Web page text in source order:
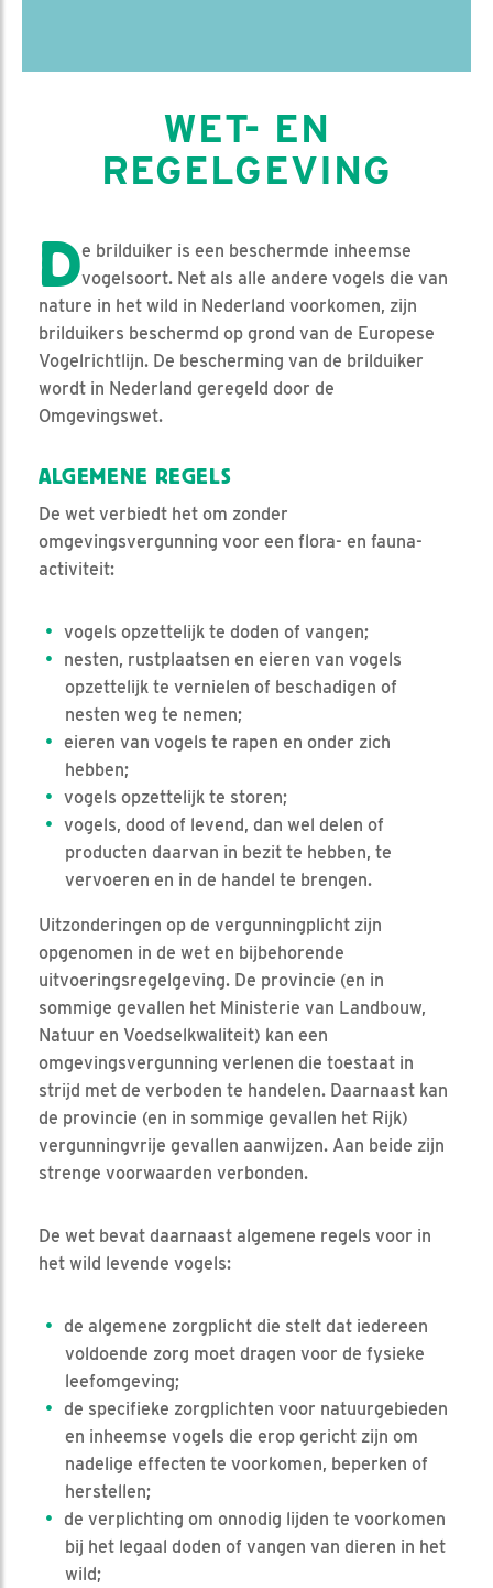
WET- EN
REGELGEVING
De brilduiker is een beschermde inheemse
vogelsoort. Net als alle andere vogels die van
nature in het wild in Nederland voorkomen, zijn
brilduikers beschermd op grond van de Europese
Vogelrichtlijn. De bescherming van de brilduiker
wordt in Nederland geregeld door de
Omgevingswet.
ALGEMENE REGELS
De wet verbiedt het om zonder
omgevingsvergunning voor een flora- en fauna-
activiteit:
vogels opzettelijk te doden of vangen;
nesten, rustplaatsen en eieren van vogels
opzettelijk te vernielen of beschadigen of
nesten weg te nemen;
eieren van vogels te rapen en onder zich
hebben;
vogels opzettelijk te storen;
vogels, dood of levend, dan wel delen of
producten daarvan in bezit te hebben, te
vervoeren en in de handel te brengen.
Uitzonderingen op de vergunningplicht zijn
opgenomen in de wet en bijbehorende
uitvoeringsregelgeving. De provincie (en in
sommige gevallen het Ministerie van Landbouw,
Natuur en Voedselkwaliteit) kan een
omgevingsvergunning verlenen die toestaat in
strijd met de verboden te handelen. Daarnaast kan
de provincie (en in sommige gevallen het Rijk)
vergunningvrije gevallen aanwijzen. Aan beide zijn
strenge voorwaarden verbonden.
De wet bevat daarnaast algemene regels voor in
het wild levende vogels:
de algemene zorgplicht die stelt dat iedereen
voldoende zorg moet dragen voor de fysieke
leefomgeving;
de specifieke zorgplichten voor natuurgebieden
en inheemse vogels die erop gericht zijn om
nadelige effecten te voorkomen, beperken of
herstellen;
de verplichting om onnodig lijden te voorkomen
bij het legaal doden of vangen van dieren in het
wild;